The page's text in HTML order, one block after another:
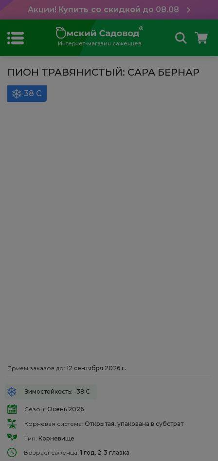
Акции! Купить со скидкой до 08.08
Интернет-магазин саженцев
ПИОН ТРАВЯНИСТЫЙ: САРА БЕРНАР
-38 С
Прием заказов до: 12 сентября 2026 г.
Зимостойкость: -38 С
Сезон: Осень 2026
Корневая система: Открытая, упакована в субстрат
Тип: Корневище
Возраст саженца: 1 год, 2-3 глазка